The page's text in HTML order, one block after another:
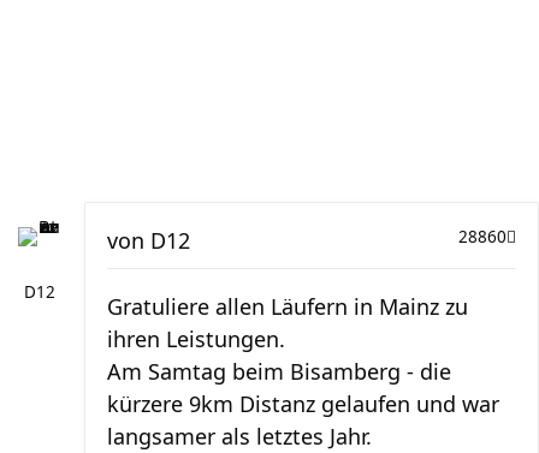
D12
28860
von D12
Gratuliere allen Läufern in Mainz zu
ihren Leistungen.
Am Samtag beim Bisamberg - die
kürzere 9km Distanz gelaufen und war
langsamer als letztes Jahr.